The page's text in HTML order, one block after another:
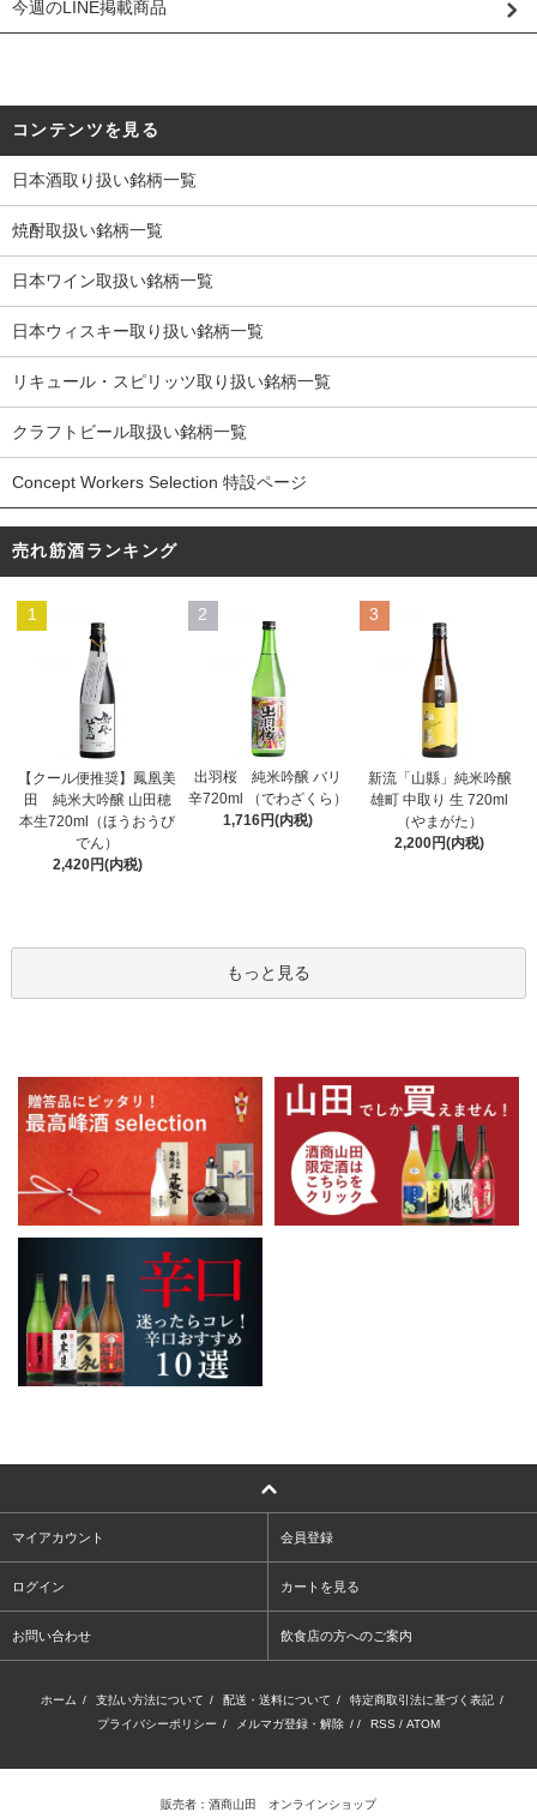
今週のLINE掲載商品
コンテンツを見る
日本酒取り扱い銘柄一覧
焼酎取扱い銘柄一覧
日本ワイン取扱い銘柄一覧
日本ウィスキー取り扱い銘柄一覧
リキュール・スピリッツ取り扱い銘柄一覧
クラフトビール取扱い銘柄一覧
Concept Workers Selection 特設ページ
売れ筋酒ランキング
1
【クール便推奨】鳳凰美
田 純米大吟醸 山田穂
本生720ml（ほうおうび
でん）
2,420円(内税)
2
出羽桜 純米吟醸 バリ
辛720ml （でわざくら）
1,716円(内税)
3
新流「山縣」純米吟醸
雄町 中取り 生 720ml
（やまがた）
2,200円(内税)
もっと見る
マイアカウント 会員登録
ログイン カートを見る
お問い合わせ 飲食店の方へのご案内
ホーム / 支払い方法について / 配送・送料について / 特定商取引法に基づく表記 /
プライバシーポリシー / メルマガ登録・解除 / / RSS / ATOM
販売者：酒商山田 オンラインショップ